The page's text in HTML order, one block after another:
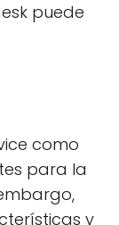
puede
como
para la
y